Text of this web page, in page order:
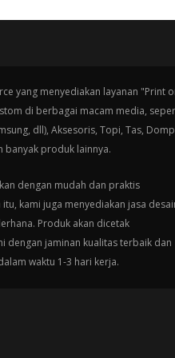
yang menyediakan layanan "Print
di berbagai macam media,
dll), Aksesoris, Topi, Tas,
banyak produk lainnya.
dengan mudah dan praktis
kami juga menyediakan jasa
Produk akan dicetak
dengan jaminan kualitas terbaik dan
waktu 1-3 hari kerja.